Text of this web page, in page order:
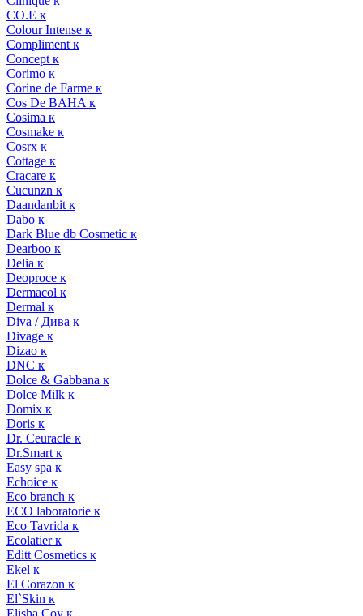
CO.E к
Colour Intense к
Compliment к
Concept к
Corimo к
Corine de Farme к
Cos De BAHA к
Cosima к
Cosmake к
Cosrx к
Cottage к
Cracare к
Cucunzn к
Daandanbit к
Dabo к
Dark Blue db Cosmetic к
Dearboo к
Delia к
Deoproce к
Dermacol к
Dermal к
Diva / Дива к
Divage к
Dizao к
DNC к
Dolce & Gabbana к
Dolce Milk к
Domix к
Doris к
Dr. Ceuracle к
Dr.Smart к
Easy spa к
Echoice к
Eco branch к
ECO laboratorie к
Eco Tavrida к
Ecolatier к
Editt Cosmetics к
Ekel к
El Corazon к
El`Skin к